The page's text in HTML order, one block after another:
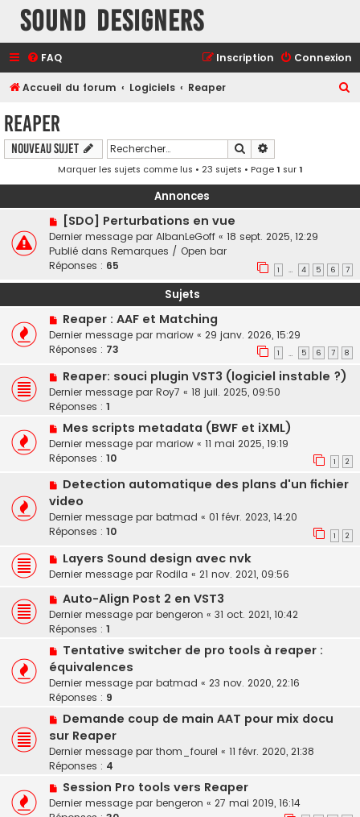
Sound Designers
FAQ Connexion
Inscription
Accueil du forum Logiciels Reaper
c
r
Reaper
Nouveau sujet Rechercher
Marquer les sujets comme lus • 23 sujets • Page1 sur1
Annonces
[SDO] Perturbations en vue
Dernier message par AlbanLeGoff « 18 sept. 2025, 12:29
Publié dans Remarques / Open bar
Réponses : 65 1 … 4 5 6 7
Sujets
Reaper : AAF et Matching
Dernier message par mariow « 29 janv. 2026, 15:29
Réponses : 73 1 … 5 6 7 8
Reaper: souci plugin VST3 (logiciel instable ?)
Dernier message par Roy7 « 18 juil. 2025, 09:50
Réponses : 1
Mes scripts metadata (BWF et iXML)
Dernier message par mariow « 11 mai 2025, 19:19
Réponses : 10 1 2
Detection automatique des plans d'un fichier
video
Dernier message par batmad « 01 févr. 2023, 14:20
Réponses : 10 1 2
Layers Sound design avec nvk
Dernier message par Rodila « 21 nov. 2021, 09:56
Auto-Align Post 2 en VST3
Dernier message par bengeron « 31 oct. 2021, 10:42
Réponses : 1
Tentative switcher de pro tools à reaper :
équivalences
Dernier message par batmad « 23 nov. 2020, 22:16
Réponses : 9
Demande coup de main AAT pour mix docu
sur Reaper
Dernier message par thom_fourel « 11 févr. 2020, 21:38
Réponses : 4
Session Pro tools vers Reaper
Dernier message par bengeron « 27 mai 2019, 16:14